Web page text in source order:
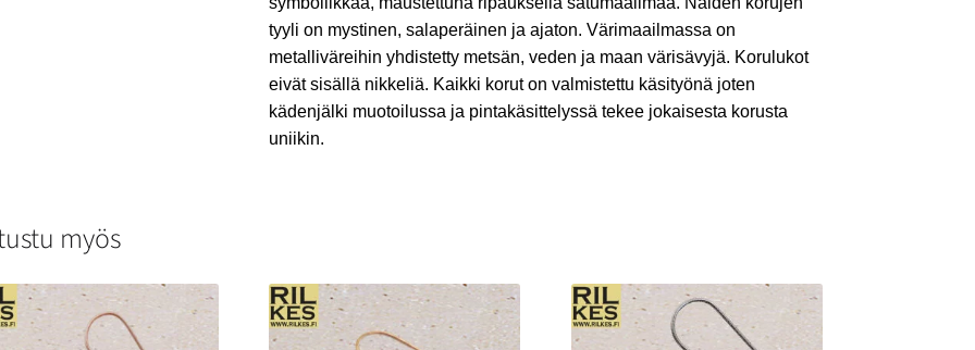
tyyli on mystinen, salaperäinen ja ajaton. Värimaailmassa on
metalliväreihin yhdistetty metsän, veden ja maan värisävyjä. Korulukot
eivät sisällä nikkeliä. Kaikki korut on valmistettu käsityönä joten
kädenjälki muotoilussa ja pintakäsittelyssä tekee jokaisesta korusta
uniikin.
myös